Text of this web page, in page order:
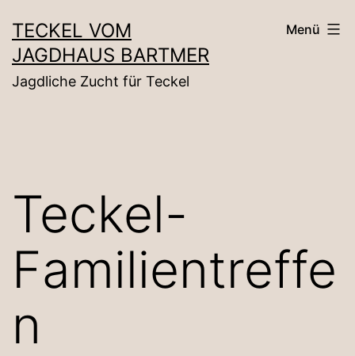
Inhalt
springen
TECKEL VOM
JAGDHAUS BARTMER
Jagdliche Zucht für Teckel
Menü
Teckel-
Familientreffe
n